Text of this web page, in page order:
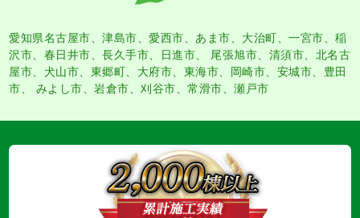
愛知県名古屋市、津島市、愛西市、あま市、大治町、一宮市、稲
沢市、春日井市、長久手市、日進市、 尾張旭市、清須市、北名古
屋市、犬山市、東郷町、大府市、東海市、岡崎市、安城市、豊田
市、 みよし市、岩倉市、刈谷市、常滑市、瀬戸市